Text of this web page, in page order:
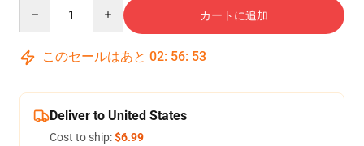
カートに追加
このセールはあと 02: 56: 52
Deliver to United States
Cost to ship:$6.99